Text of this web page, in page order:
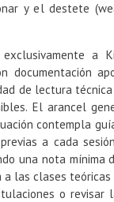
y el destete
a
documentación
de lectura
El arancel
contempla
a cada
una nota mínima
a las clases
o revisar